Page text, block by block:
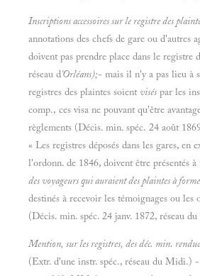
Inscriptions accessoires sur le registre des
annotations des chefs de gare ou d'autres
doivent pas prendre place dans le registre
réseau d'Orléans);- mais il n'y a pas lieu à
registres des plaintes soient visés par les
comp., ces visa ne pouvant qu'être
règlements (Décis. min. spéc. 24 août
« Les registres déposés dans les gares, en
l'ordonn. de 1846, doivent être présentés
des voyageurs qui auraient des plaintes à
destinés à recevoir les témoignages ou les
(Décis. min. spéc. 24 janv. 1872, réseau du
Mention, sur les registres, des déc. min.
(Extr. d'une instr. spéc., réseau du Midi.)